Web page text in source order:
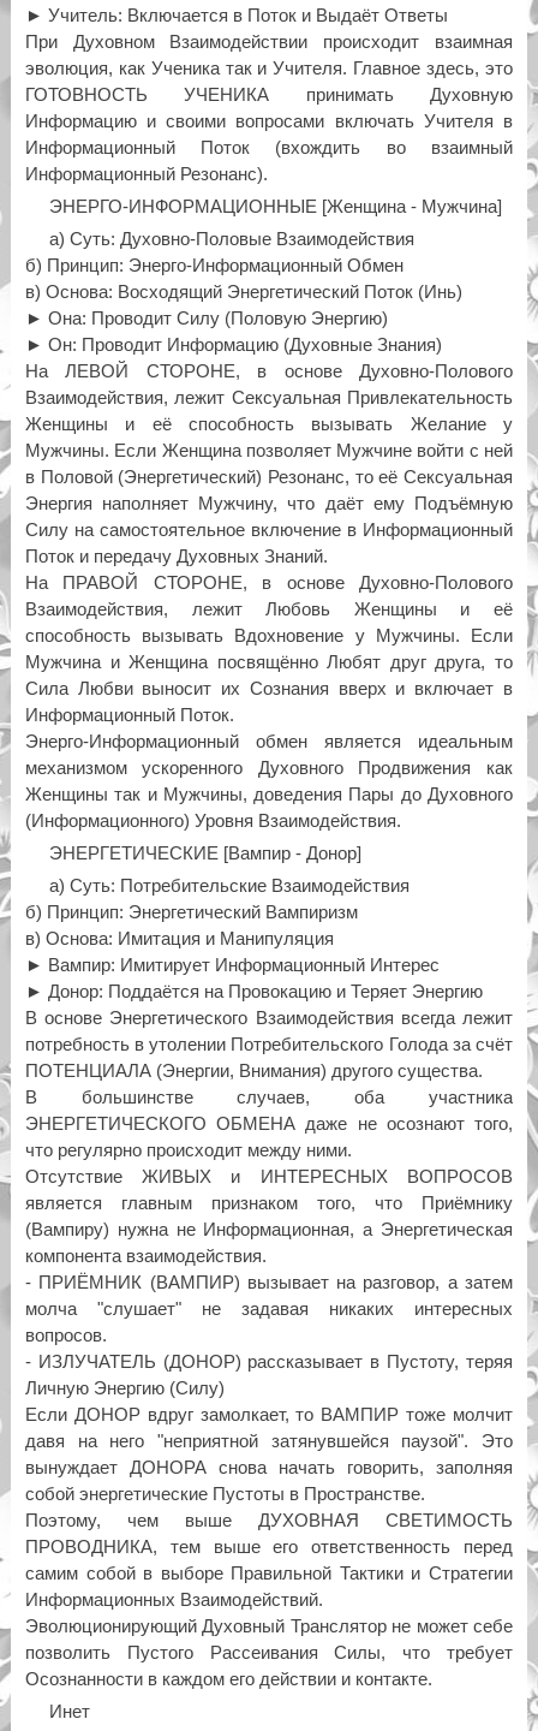
► Учитель: Включается в Поток и Выдаёт Ответы
При Духовном Взаимодействии происходит взаимная
эволюция, как Ученика так и Учителя. Главное здесь, это
ГОТОВНОСТЬ УЧЕНИКА принимать Духовную
Информацию и своими вопросами включать Учителя в
Информационный Поток (вхождить во взаимный
Информационный Резонанс).
ЭНЕРГО-ИНФОРМАЦИОННЫЕ [Женщина - Мужчина]
а) Суть: Духовно-Половые Взаимодействия
б) Принцип: Энерго-Информационный Обмен
в) Основа: Восходящий Энергетический Поток (Инь)
► Она: Проводит Силу (Половую Энергию)
► Он: Проводит Информацию (Духовные Знания)
На ЛЕВОЙ СТОРОНЕ, в основе Духовно-Полового
Взаимодействия, лежит Сексуальная Привлекательность
Женщины и её способность вызывать Желание у
Мужчины. Если Женщина позволяет Мужчине войти с ней
в Половой (Энергетический) Резонанс, то её Сексуальная
Энергия наполняет Мужчину, что даёт ему Подъёмную
Силу на самостоятельное включение в Информационный
Поток и передачу Духовных Знаний.
На ПРАВОЙ СТОРОНЕ, в основе Духовно-Полового
Взаимодействия, лежит Любовь Женщины и её
способность вызывать Вдохновение у Мужчины. Если
Мужчина и Женщина посвящённо Любят друг друга, то
Сила Любви выносит их Сознания вверх и включает в
Информационный Поток.
Энерго-Информационный обмен является идеальным
механизмом ускоренного Духовного Продвижения как
Женщины так и Мужчины, доведения Пары до Духовного
(Информационного) Уровня Взаимодействия.
ЭНЕРГЕТИЧЕСКИЕ [Вампир - Донор]
а) Суть: Потребительские Взаимодействия
б) Принцип: Энергетический Вампиризм
в) Основа: Имитация и Манипуляция
► Вампир: Имитирует Информационный Интерес
► Донор: Поддаётся на Провокацию и Теряет Энергию
В основе Энергетического Взаимодействия всегда лежит
потребность в утолении Потребительского Голода за счёт
ПОТЕНЦИАЛА (Энергии, Внимания) другого существа.
В большинстве случаев, оба участника
ЭНЕРГЕТИЧЕСКОГО ОБМЕНА даже не осознают того,
что регулярно происходит между ними.
Отсутствие ЖИВЫХ и ИНТЕРЕСНЫХ ВОПРОСОВ
является главным признаком того, что Приёмнику
(Вампиру) нужна не Информационная, а Энергетическая
компонента взаимодействия.
- ПРИЁМНИК (ВАМПИР) вызывает на разговор, а затем
молча "слушает" не задавая никаких интересных
вопросов.
- ИЗЛУЧАТЕЛЬ (ДОНОР) рассказывает в Пустоту, теряя
Личную Энергию (Силу)
Если ДОНОР вдруг замолкает, то ВАМПИР тоже молчит
давя на него "неприятной затянувшейся паузой". Это
вынуждает ДОНОРА снова начать говорить, заполняя
собой энергетические Пустоты в Пространстве.
Поэтому, чем выше ДУХОВНАЯ СВЕТИМОСТЬ
ПРОВОДНИКА, тем выше его ответственность перед
самим собой в выборе Правильной Тактики и Стратегии
Информационных Взаимодействий.
Эволюционирующий Духовный Транслятор не может себе
позволить Пустого Рассеивания Силы, что требует
Осознанности в каждом его действии и контакте.
Инет